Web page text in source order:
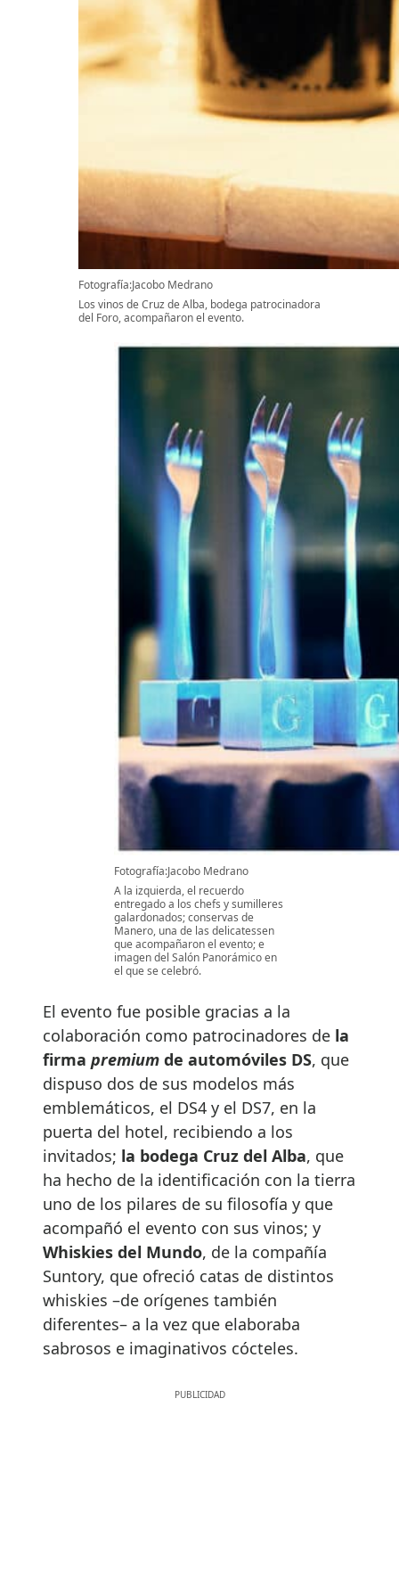
Fotografía:Jacobo Medrano
Los vinos de Cruz de Alba, bodega patrocinadora
del Foro, acompañaron el evento.
Fotografía:Jacobo Medrano
A la izquierda, el recuerdo
entregado a los chefs y sumilleres
galardonados; conservas de
Manero, una de las delicatessen
que acompañaron el evento; e
imagen del Salón Panorámico en
el que se celebró.
El evento fue posible gracias a la
colaboración como patrocinadores de la
firma premium de automóviles DS, que
dispuso dos de sus modelos más
emblemáticos, el DS4 y el DS7, en la
puerta del hotel, recibiendo a los
invitados; la bodega Cruz del Alba, que
ha hecho de la identificación con la tierra
uno de los pilares de su filosofía y que
acompañó el evento con sus vinos; y
Whiskies del Mundo, de la compañía
Suntory, que ofreció catas de distintos
whiskies –de orígenes también
diferentes– a la vez que elaboraba
sabrosos e imaginativos cócteles.